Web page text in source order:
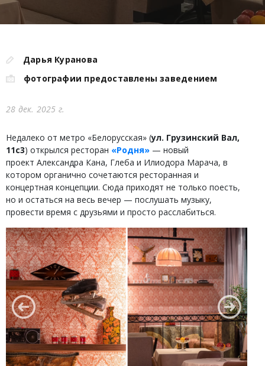
Дарья Куранова
фотографии предоставлены заведением
28 дек. 2025 г.
Недалеко от метро «Белорусская» (ул. Грузинский Вал,
11с3) открылся ресторан «Родня» — новый
проект Александра Кана, Глеба и Илиодора Марача, в
котором органично сочетаются ресторанная и
концертная концепции. Сюда приходят не только поесть,
но и остаться на весь вечер — послушать музыку,
провести время с друзьями и просто расслабиться.